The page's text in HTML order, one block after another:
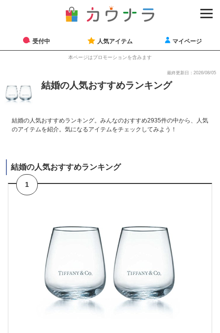
受付中 人気アイテム マイページ
本ページはプロモーションを含みます
最終更新日：2026/08/05
結婚の人気おすすめランキング
結婚の人気おすすめランキング。みんなのおすすめ2935件の中から、人気
のアイテムを紹介。気になるアイテムをチェックしてみよう！
結婚の人気おすすめランキング
1